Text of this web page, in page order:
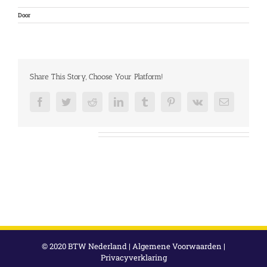
Door
Share This Story, Choose Your Platform!
FacebookTwitterRedditLinkedInTumblr PinterestVk
E-
© 2020 BTW Nederland | Algemene Voorwaarden |
Privacyverklaring